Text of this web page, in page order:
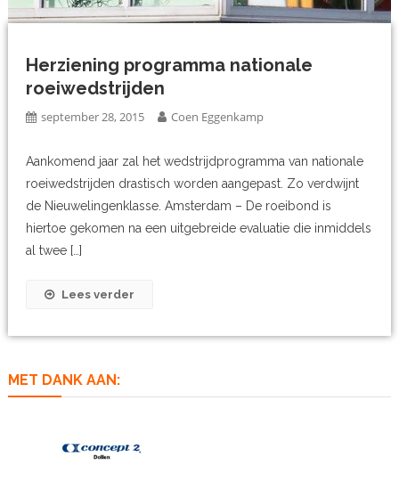
Herziening programma nationale
roeiwedstrijden
september 28, 2015 Coen Eggenkamp
Aankomend jaar zal het wedstrijdprogramma van nationale
roeiwedstrijden drastisch worden aangepast. Zo verdwijnt
de Nieuwelingenklasse. Amsterdam – De roeibond is
hiertoe gekomen na een uitgebreide evaluatie die inmiddels
al twee […]
Lees verder
MET DANK AAN: